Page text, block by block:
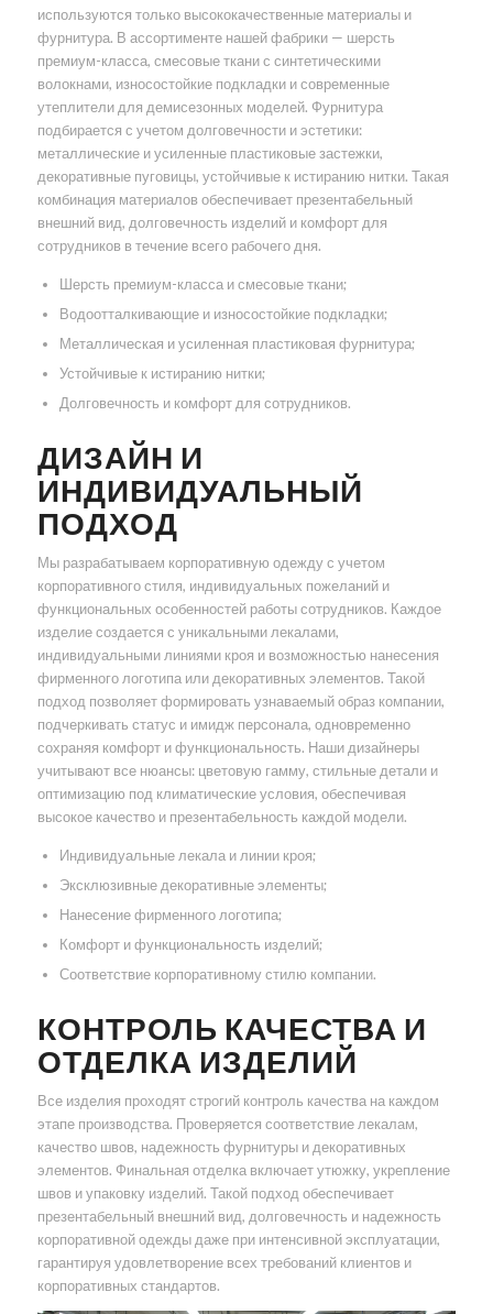
используются только высококачественные материалы и
фурнитура. В ассортименте нашей фабрики — шерсть
премиум-класса, смесовые ткани с синтетическими
волокнами, износостойкие подкладки и современные
утеплители для демисезонных моделей. Фурнитура
подбирается с учетом долговечности и эстетики:
металлические и усиленные пластиковые застежки,
декоративные пуговицы, устойчивые к истиранию нитки. Такая
комбинация материалов обеспечивает презентабельный
внешний вид, долговечность изделий и комфорт для
сотрудников в течение всего рабочего дня.
Шерсть премиум-класса и смесовые ткани;
Водоотталкивающие и износостойкие подкладки;
Металлическая и усиленная пластиковая фурнитура;
Устойчивые к истиранию нитки;
Долговечность и комфорт для сотрудников.
ДИЗАЙН И
ИНДИВИДУАЛЬНЫЙ
ПОДХОД
Мы разрабатываем корпоративную одежду с учетом
корпоративного стиля, индивидуальных пожеланий и
функциональных особенностей работы сотрудников. Каждое
изделие создается с уникальными лекалами,
индивидуальными линиями кроя и возможностью нанесения
фирменного логотипа или декоративных элементов. Такой
подход позволяет формировать узнаваемый образ компании,
подчеркивать статус и имидж персонала, одновременно
сохраняя комфорт и функциональность. Наши дизайнеры
учитывают все нюансы: цветовую гамму, стильные детали и
оптимизацию под климатические условия, обеспечивая
высокое качество и презентабельность каждой модели.
Индивидуальные лекала и линии кроя;
Эксклюзивные декоративные элементы;
Нанесение фирменного логотипа;
Комфорт и функциональность изделий;
Соответствие корпоративному стилю компании.
КОНТРОЛЬ КАЧЕСТВА И
ОТДЕЛКА ИЗДЕЛИЙ
Все изделия проходят строгий контроль качества на каждом
этапе производства. Проверяется соответствие лекалам,
качество швов, надежность фурнитуры и декоративных
элементов. Финальная отделка включает утюжку, укрепление
швов и упаковку изделий. Такой подход обеспечивает
презентабельный внешний вид, долговечность и надежность
корпоративной одежды даже при интенсивной эксплуатации,
гарантируя удовлетворение всех требований клиентов и
корпоративных стандартов.